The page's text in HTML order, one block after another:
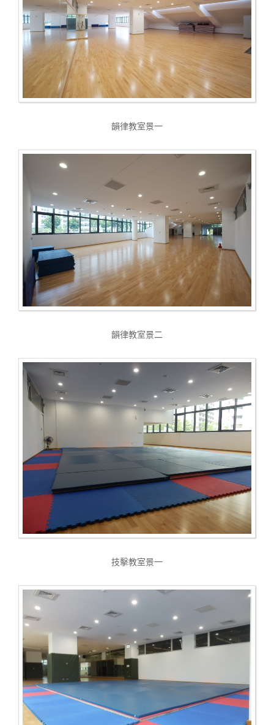
韻律教室景一
韻律教室景二
技擊教室景一